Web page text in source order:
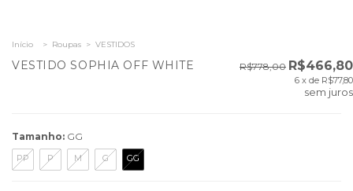
Início > Roupas > VESTIDOS
VESTIDO SOPHIA OFF WHITE R$778,00 R$466,80
6 x de R$77,80
sem juros
Tamanho: GG
PP P M G GG